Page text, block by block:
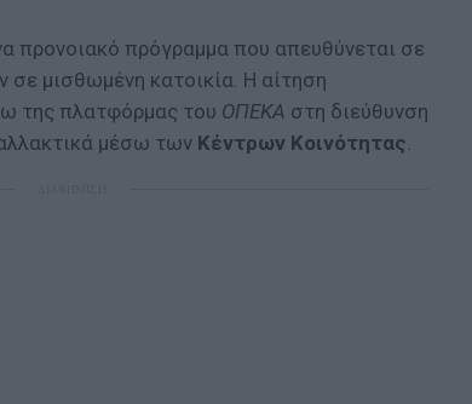
προνοιακό πρόγραμμα που απευθύνεται σε
σε μισθωμένη κατοικία. Η αίτηση
της πλατφόρμας του ΟΠΕΚΑ στη διεύθυνση
μέσω των Κέντρων Κοινότητας.